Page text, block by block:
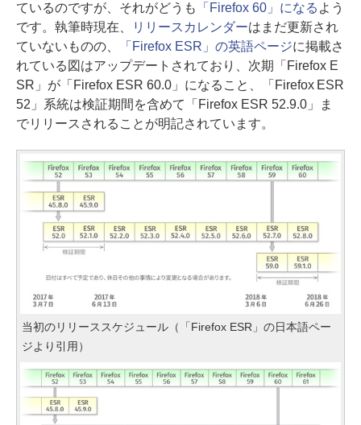
ているのですが、それがどうも
「Firefox 60」になる よう
です。執筆時現在、
リリースカレンダーはまだ更新され
ていないものの、
「Firefox ESR」の英語ページに掲載さ
れている図はアップデートされており、次期「Firefox E
SR」が「Firefox ESR 60.0」になること、「Firefox ESR
52」系統は検証期間を含めて「Firefox ESR 52.9.0」ま
でリリースされることが明記されています。
当初のリリーススケジュール（「Firefox ESR」の日本語ペー
ジより引用）